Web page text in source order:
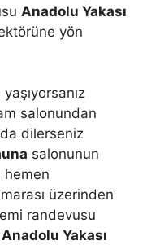
Anadolu Yakası
yön
salonundan
dilerseniz
salonunun
hemen
üzerinden
randevusu
Anadolu Yakası